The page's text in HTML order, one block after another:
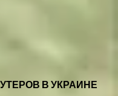
В УКРАИНЕ